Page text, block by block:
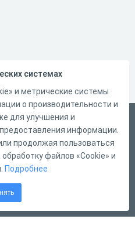
системах
и метрические системы
о производительности и
для улучшения и
информации.
продолжая пользоваться
файлов «Cookie» и
Подробнее